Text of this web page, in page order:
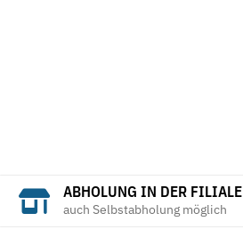
ABHOLUNG IN DER FILIALE
auch Selbstabholung möglich